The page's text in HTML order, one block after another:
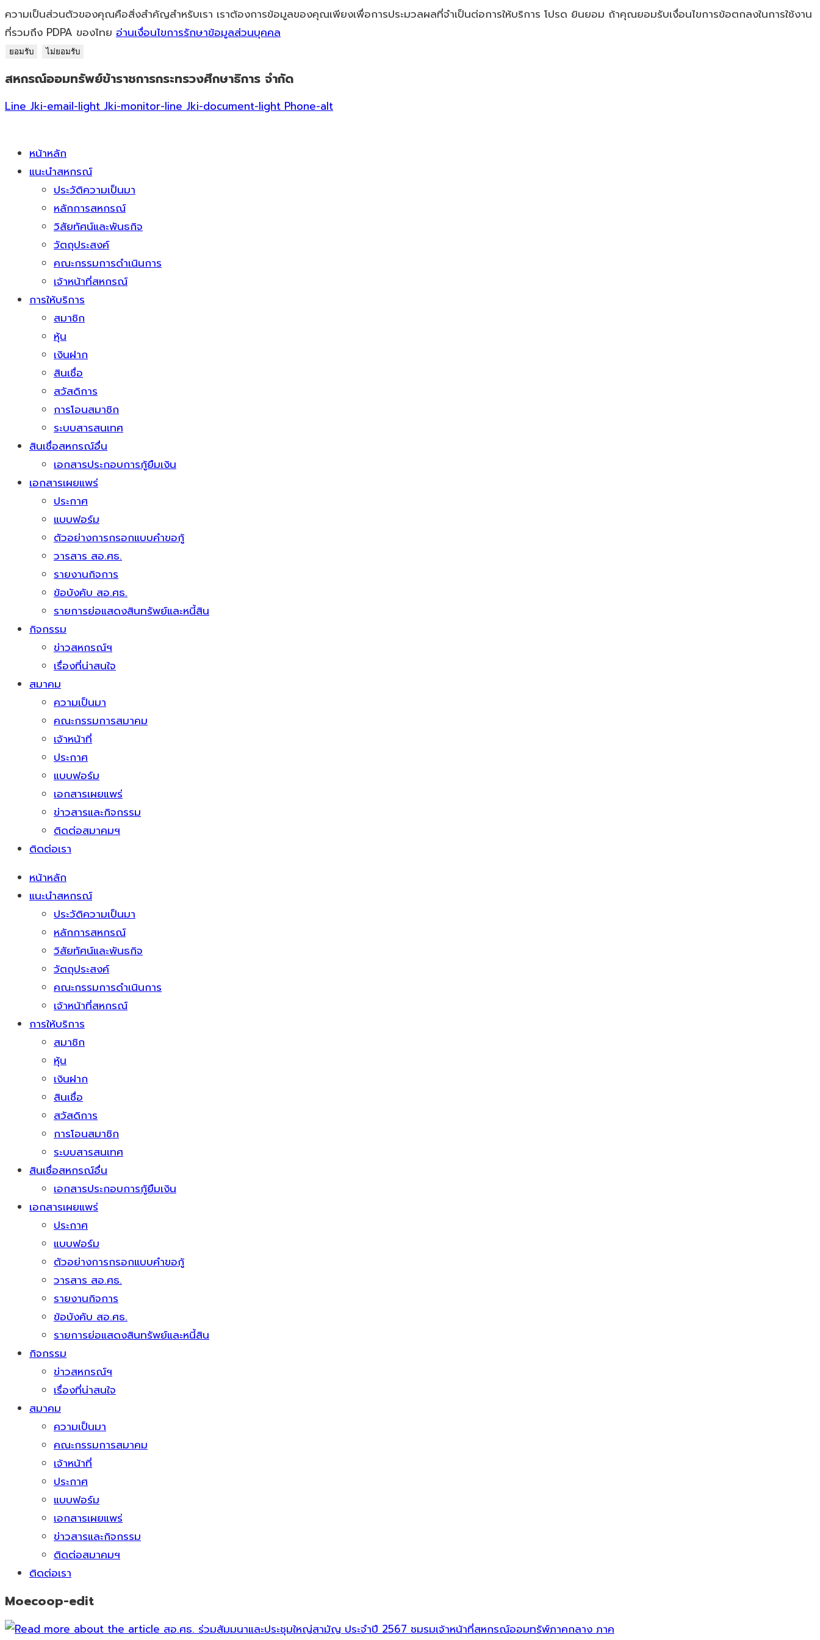
ความเป็นส่วนตัวของคุณคือสิ่งสำคัญสำหรับเรา เราต้องการข้อมูลของคุณเพียงเพื่อการประมวลผลที่จำเป็นต่อการให้บริการ โปรด ยินยอม ถ้าคุณยอมรับเงื่อนไขการข้อตกลงในการใช้งาน
ที่รวมถึง PDPA ของไทย อ่านเงื่อนไขการรักษาข้อมูลส่วนบุคคล
ยอมรับ ไม่ยอมรับ
Skip
content
สหกรณ์ออมทรัพย์ข้าราชการกระทรวงศึกษาธิการ จำกัด
Line Jki-email-light Jki-monitor-line Jki-document-light Phone-alt
หน้าหลัก
แนะนำสหกรณ์
ประวัติความเป็นมา
หลักการสหกรณ์
วิสัยทัศน์และพันธกิจ
วัตถุประสงค์
คณะกรรมการดำเนินการ
เจ้าหน้าที่สหกรณ์
การให้บริการ
สมาชิก
หุ้น
เงินฝาก
สินเชื่อ
สวัสดิการ
การโอนสมาชิก
ระบบสารสนเทศ
สินเชื่อสหกรณ์อื่น
เอกสารประกอบการกู้ยืมเงิน
เอกสารเผยแพร่
ประกาศ
แบบฟอร์ม
ตัวอย่างการกรอกแบบคำขอกู้
วารสาร สอ.ศธ.
รายงานกิจการ
ข้อบังคับ สอ.ศธ.
รายการย่อแสดงสินทรัพย์และหนี้สิน
กิจกรรม
ข่าวสหกรณ์ฯ
เรื่องที่น่าสนใจ
สมาคม
ความเป็นมา
คณะกรรมการสมาคม
เจ้าหน้าที่
ประกาศ
แบบฟอร์ม
เอกสารเผยแพร่
ข่าวสารและกิจกรรม
ติดต่อสมาคมฯ
ติดต่อเรา
หน้าหลัก
แนะนำสหกรณ์
ประวัติความเป็นมา
หลักการสหกรณ์
วิสัยทัศน์และพันธกิจ
วัตถุประสงค์
คณะกรรมการดำเนินการ
เจ้าหน้าที่สหกรณ์
การให้บริการ
สมาชิก
หุ้น
เงินฝาก
สินเชื่อ
สวัสดิการ
การโอนสมาชิก
ระบบสารสนเทศ
สินเชื่อสหกรณ์อื่น
เอกสารประกอบการกู้ยืมเงิน
เอกสารเผยแพร่
ประกาศ
แบบฟอร์ม
ตัวอย่างการกรอกแบบคำขอกู้
วารสาร สอ.ศธ.
รายงานกิจการ
ข้อบังคับ สอ.ศธ.
รายการย่อแสดงสินทรัพย์และหนี้สิน
กิจกรรม
ข่าวสหกรณ์ฯ
เรื่องที่น่าสนใจ
สมาคม
ความเป็นมา
คณะกรรมการสมาคม
เจ้าหน้าที่
ประกาศ
แบบฟอร์ม
เอกสารเผยแพร่
ข่าวสารและกิจกรรม
ติดต่อสมาคมฯ
ติดต่อเรา
Moecoop-edit